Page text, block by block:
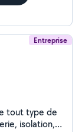
Entreprise
tout type de
isolation,